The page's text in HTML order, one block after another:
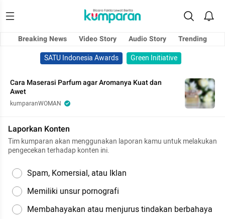
Breaking News Video Story Audio Story
Trending
SATU Indonesia Awards
Green Initiative
Cara Maserasi Parfum agar Aromanya Kuat dan
Awet
kumparanWOMAN
Laporkan Konten
Tim kumparan akan menggunakan laporan kamu untuk melakukan
pengecekan terhadap konten ini.
Spam, Komersial, atau Iklan
Memiliki unsur pornografi
Membahayakan atau menjurus tindakan berbahaya